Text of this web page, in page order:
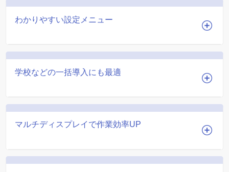
わかりやすい設定メニュー
学校などの一括導入にも最適
マルチディスプレイで作業効率UP